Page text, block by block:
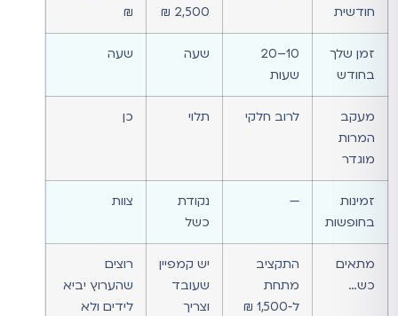
חודשית
2,500 ₪
₪
זמן שלך
בחודש
10–20
שעות
שעה שעה
מעקב
המרות
מוגדר
לרוב חלקי תלוי כן
זמינות
בחופשות
—
נקודת
כשל
צוות
מתאים
כש…
התקציב
מתחת
ל‑1,500 ₪
יש קמפיין
שעובד
וצריך
רוצים
שהערוץ יביא
לידים ולא